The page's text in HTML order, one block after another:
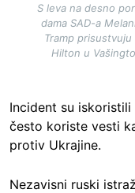
S leva na desno
dama SAD-a
Tramp
Hilton u
Incident su
često koriste vesti
protiv Ukrajine.
Nezavisni ruski